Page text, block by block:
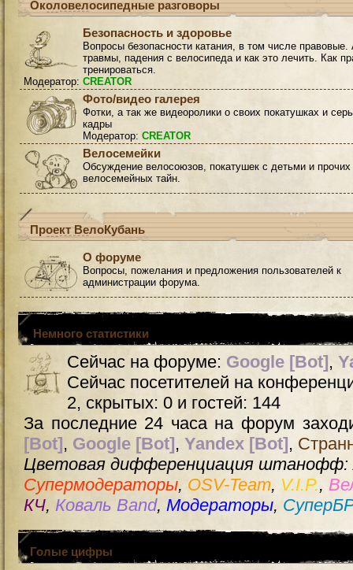
Околовелосипедные разговоры
Безопасность и здоровье
Вопросы безопасности катания, в том числе правовые.
травмы, падения с велосипеда и как это лечить. Как
тренироваться.
Модератор: CREATOR
Фото/видео галерея
Фотки, а так же видеоролики о своих покатушках и
кадры
Модератор: CREATOR
Велосемейки
Обсуждение велосоюзов, покатушек с детьми и прочих
велосемейных тайн.
Проект ВелоКубань
О форуме
Вопросы, пожелания и предложения пользователей к
администрации форума.
Немного статистики
Сейчас на форуме: Google [Bot],
Сейчас посетителей на
2, скрытых: 0 и гостей: 144
За последние 24 часа на форум
[Bot], Google [Bot], Yandex [Bot],
Цветовая дифференциация штанофф:
Супермодераторы, OSV-Team, V.I.P.,
КЧ, Коваль Band, Модераторы,
Голые цифры